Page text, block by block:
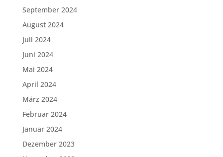
September 2024
August 2024
Juli 2024
Juni 2024
Mai 2024
April 2024
März 2024
Februar 2024
Januar 2024
Dezember 2023